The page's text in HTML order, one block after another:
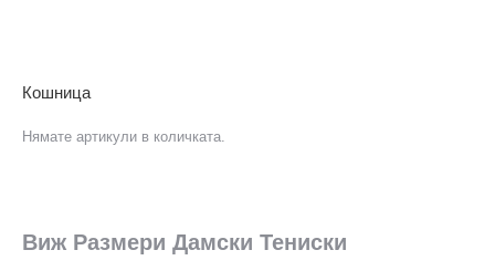
Кошница
Нямате артикули в количката.
Виж Размери Дамски Тениски